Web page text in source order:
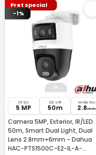
Pret special
-1%
25 fps
5 MP
LED si IR
50m
lentila fixa
2.8mm
Camera 5MP, Exterior, IR/LED
50m, Smart Dual Light, Dual
Lens 2.8mm+6mm - Dahua
HAC-PTS1500C-E2-IL-A-